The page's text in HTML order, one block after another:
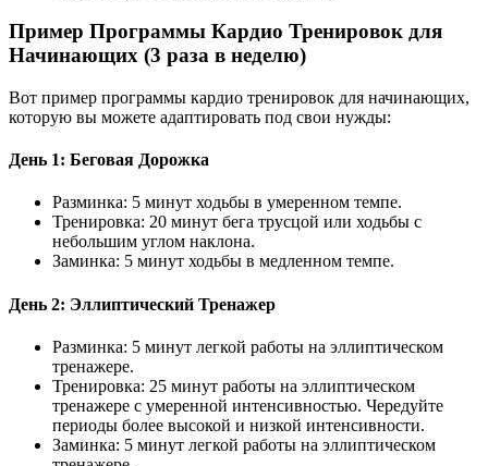
Пример Программы Кардио Тренировок для
Начинающих (3 раза в неделю)
Вот пример программы кардио тренировок для начинающих,
которую вы можете адаптировать под свои нужды:
День 1: Беговая Дорожка
Разминка: 5 минут ходьбы в умеренном темпе.
Тренировка: 20 минут бега трусцой или ходьбы с
небольшим углом наклона.
Заминка: 5 минут ходьбы в медленном темпе.
День 2: Эллиптический Тренажер
Разминка: 5 минут легкой работы на эллиптическом
тренажере.
Тренировка: 25 минут работы на эллиптическом
тренажере с умеренной интенсивностью. Чередуйте
периоды более высокой и низкой интенсивности.
Заминка: 5 минут легкой работы на эллиптическом